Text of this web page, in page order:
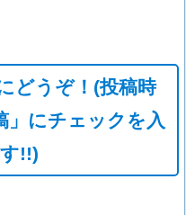
どうぞ！(投稿時
にチェックを入
!!)